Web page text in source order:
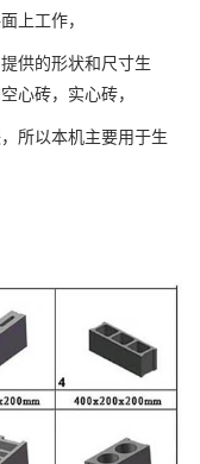
上工作，
供的形状和尺寸生
心砖，实心砖，
所以本机主要用于生